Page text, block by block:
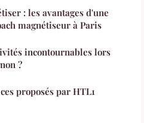
: les avantages d'une
magnétiseur à Paris
incontournables lors
?
proposés par HTL1